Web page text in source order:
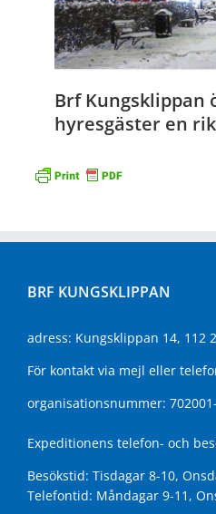
Brf Kungsklippan
hyresgäster en
BRF KUNGSKLIPPAN
adress: Kungsklippan 14, 112
För kontakt via mejl eller
organisationsnummer:
Expeditionens telefon- och
Besökstid: Tisdagar 8-10,
Telefontid: Måndagar 9-11,